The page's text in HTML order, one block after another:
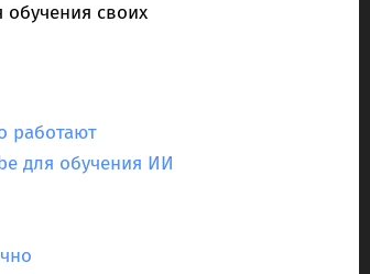
обучения своих
работают
для обучения ИИ